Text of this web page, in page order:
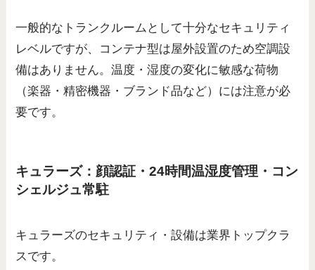
一般的なトランクルームとして十分なセキュリティ
レベルですが、コンテナ型は屋外設置のため空調設
備はありません。温度・湿度の変化に敏感な荷物
（楽器・精密機器・ブランド品など）には注意が必
要です。
キュラーズ：顔認証・24時間温湿度管理・コン
シェルジュ常駐
キュラーズのセキュリティ・設備は業界トップクラ
スです。